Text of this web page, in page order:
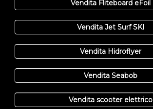
Vendita Fliteboard eFoil
Vendita Jet Surf SKI
Vendita Hidroflyer
Vendita Seabob
Vendita scooter elettrico